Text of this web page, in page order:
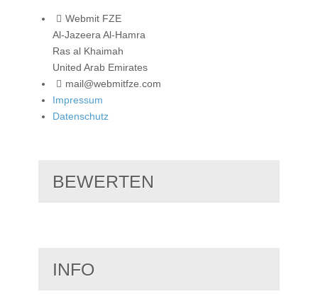
Webmit FZE
Al-Jazeera Al-Hamra
Ras al Khaimah
United Arab Emirates
mail@webmitfze.com
Impressum
Datenschutz
BEWERTEN
INFO